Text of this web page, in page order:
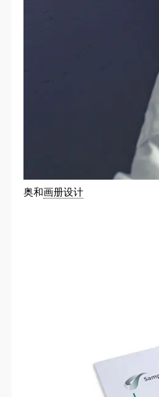
奥和画册设计